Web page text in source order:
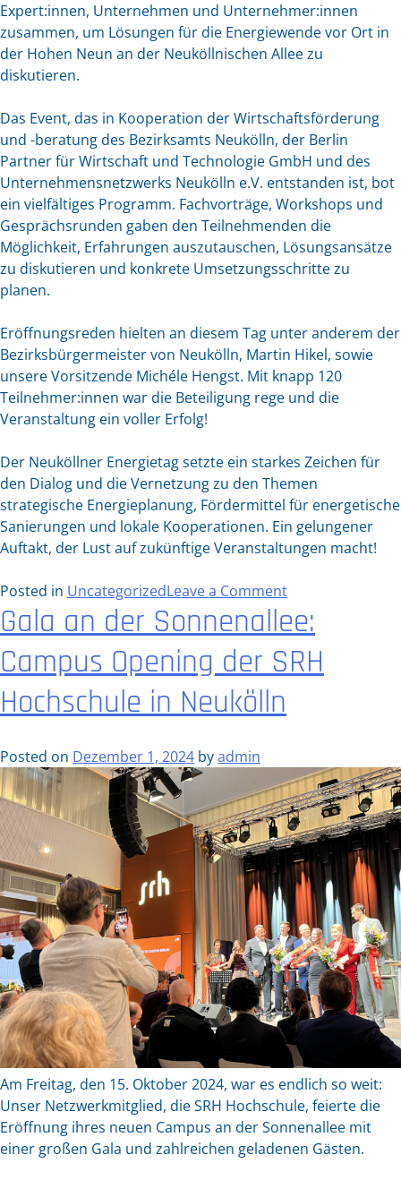
Expert:innen, Unternehmen und Unternehmer:innen
zusammen, um Lösungen für die Energiewende vor Ort in
der Hohen Neun an der Neuköllnischen Allee zu
diskutieren.
Das Event, das in Kooperation der Wirtschaftsförderung
und -beratung des Bezirksamts Neukölln, der Berlin
Partner für Wirtschaft und Technologie GmbH und des
Unternehmensnetzwerks Neukölln e.V. entstanden ist, bot
ein vielfältiges Programm. Fachvorträge, Workshops und
Gesprächsrunden gaben den Teilnehmenden die
Möglichkeit, Erfahrungen auszutauschen, Lösungsansätze
zu diskutieren und konkrete Umsetzungsschritte zu
planen.
Eröffnungsreden hielten an diesem Tag unter anderem der
Bezirksbürgermeister von Neukölln, Martin Hikel, sowie
unsere Vorsitzende Michéle Hengst. Mit knapp 120
Teilnehmer:innen war die Beteiligung rege und die
Veranstaltung ein voller Erfolg!
Der Neuköllner Energietag setzte ein starkes Zeichen für
den Dialog und die Vernetzung zu den Themen
strategische Energieplanung, Fördermittel für energetische
Sanierungen und lokale Kooperationen. Ein gelungener
Auftakt, der Lust auf zukünftige Veranstaltungen macht!
Posted in UncategorizedLeave a Commenton
Inspirierender
Austausch
beim
1.
Gala an der Sonnenallee:
Campus Opening der SRH
Hochschule in Neukölln
Posted on Dezember 1, 2024 byadmin
Am Freitag, den 15. Oktober 2024, war es endlich so weit:
Unser Netzwerkmitglied, die SRH Hochschule, feierte die
Eröffnung ihres neuen Campus an der Sonnenallee mit
einer großen Gala und zahlreichen geladenen Gästen.